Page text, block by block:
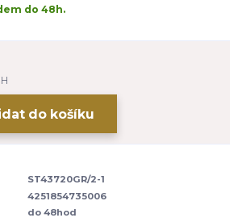
do 48h.
do košíku
ST43720GR/2-1
4251854735006
do 48hod